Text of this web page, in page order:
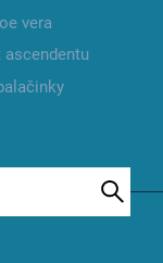
vera
ascendentu